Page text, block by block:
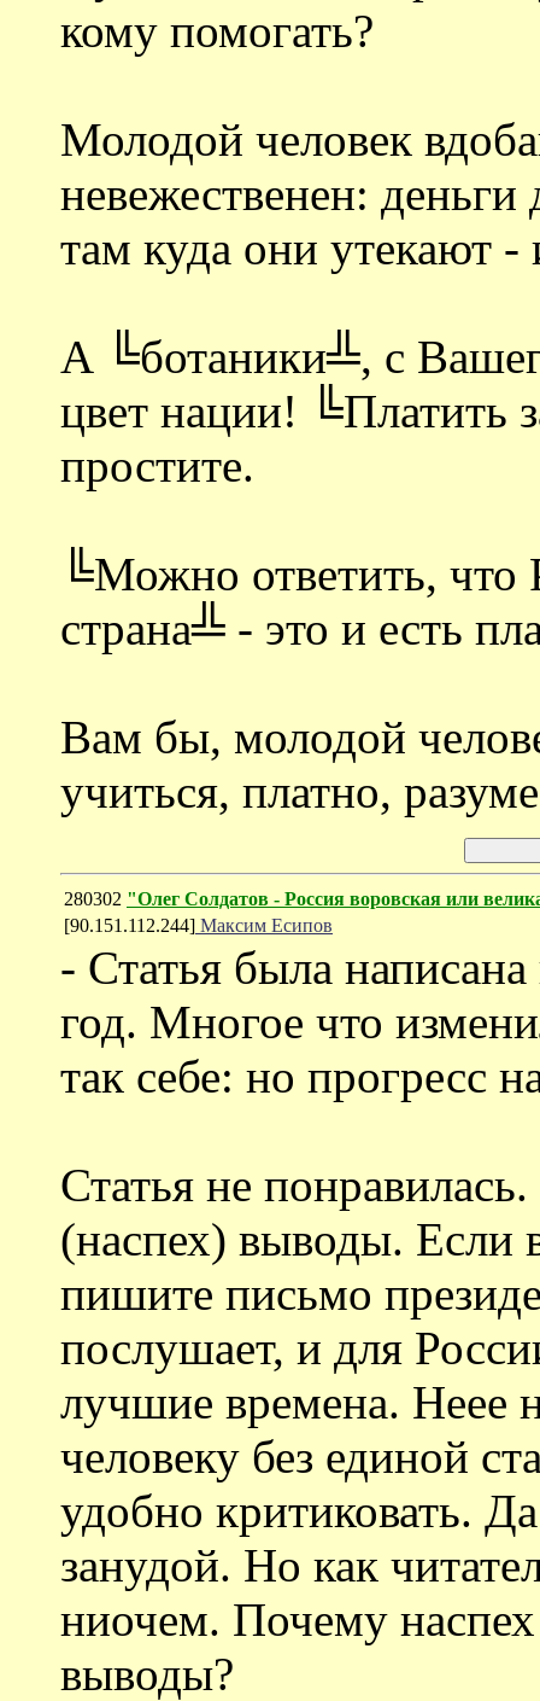
кому помогать?
Молодой человек
невежественен: деньги
там куда они утекают -
А ╚ботаники╩, с
цвет нации! ╚Платить
простите.
╚Можно ответить, что
страна╩ - это и есть
Вам бы, молодой
учиться, платно,
280302 "Олег Солдатов - Россия воровская или
[90.151.112.244] Максим Есипов
- Статья была
год. Многое что
так себе: но прогресс
Статья не
(наспех) выводы. Если
пишите письмо
послушает, и для
лучшие времена. Неее
человеку без единой
удобно критиковать.
занудой. Но как
ниочем. Почему
выводы?